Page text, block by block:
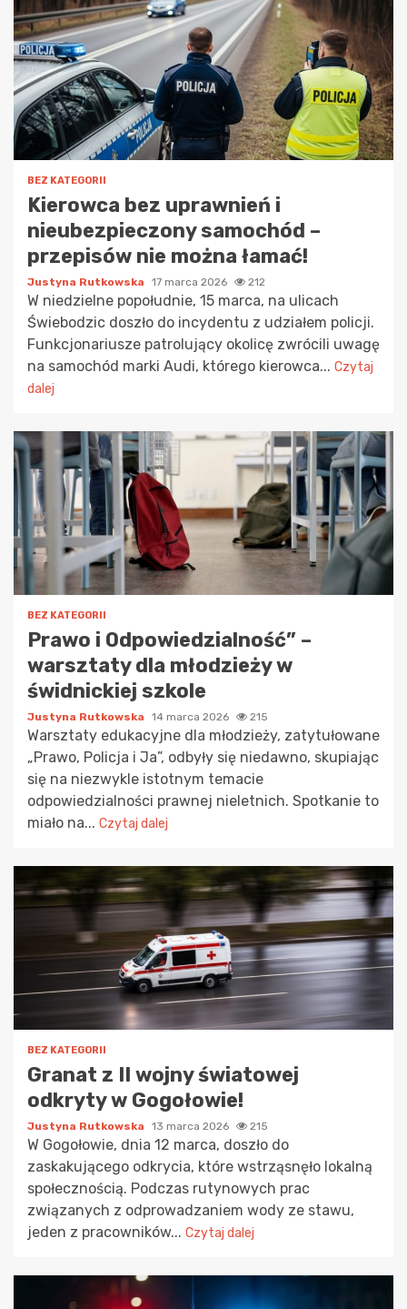
BEZ KATEGORII
Kierowca bez uprawnień i
nieubezpieczony samochód –
przepisów nie można łamać!
Justyna Rutkowska 17 marca 2026 212
W niedzielne popołudnie, 15 marca, na ulicach
Świebodzic doszło do incydentu z udziałem policji.
Funkcjonariusze patrolujący okolicę zwrócili uwagę
na samochód marki Audi, którego kierowca... Czytaj
dalej
BEZ KATEGORII
Prawo i Odpowiedzialność” –
warsztaty dla młodzieży w
świdnickiej szkole
Justyna Rutkowska 14 marca 2026 215
Warsztaty edukacyjne dla młodzieży, zatytułowane
„Prawo, Policja i Ja”, odbyły się niedawno, skupiając
się na niezwykle istotnym temacie
odpowiedzialności prawnej nieletnich. Spotkanie to
miało na... Czytaj dalej
BEZ KATEGORII
Granat z II wojny światowej
odkryty w Gogołowie!
Justyna Rutkowska 13 marca 2026 215
W Gogołowie, dnia 12 marca, doszło do
zaskakującego odkrycia, które wstrząsnęło lokalną
społecznością. Podczas rutynowych prac
związanych z odprowadzaniem wody ze stawu,
jeden z pracowników... Czytaj dalej